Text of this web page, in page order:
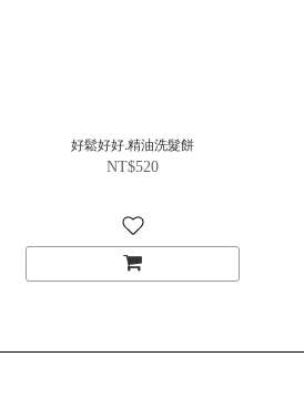
好鬆好好.精油洗髮餅
NT$520